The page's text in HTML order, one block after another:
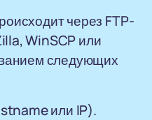
через FTP-
WinSCP или
следующих
или IP).